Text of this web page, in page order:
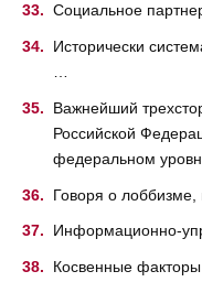
Социальное
Исторически
Важнейший
Российской
федеральном
Говоря о лоббизме,
Информационно-
Косвенные